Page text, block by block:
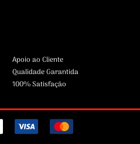
Apoio ao Cliente
Qualidade Garantida
100% Satisfação